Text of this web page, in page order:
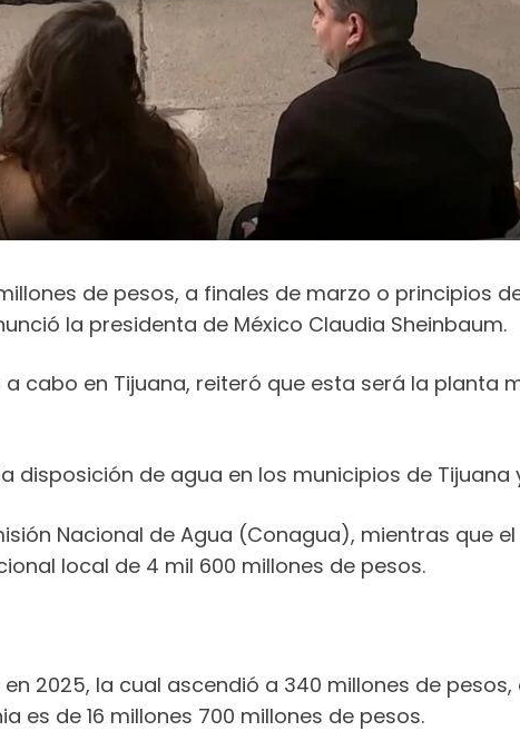
de pesos, a finales de marzo o principios
la presidenta de México Claudia Sheinbaum.
cabo en Tijuana, reiteró que esta será la planta
de agua en los municipios de Tijuana
Nacional de Agua (Conagua), mientras que
local de 4 mil 600 millones de pesos.
2025, la cual ascendió a 340 millones de
es de 16 millones 700 millones de pesos.